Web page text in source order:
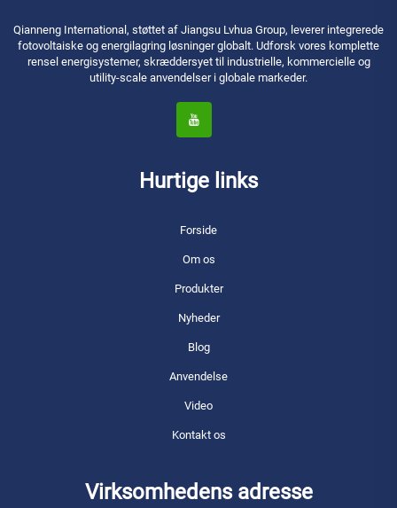
Qianneng International, støttet af Jiangsu Lvhua Group, leverer integrerede
fotovoltaiske og energilagring løsninger globalt. Udforsk vores komplette
rensel energisystemer, skræddersyet til industrielle, kommercielle og
utility-scale anvendelser i globale markeder.
Hurtige links
Forside
Om os
Produkter
Nyheder
Blog
Anvendelse
Video
Kontakt os
Virksomhedens adresse